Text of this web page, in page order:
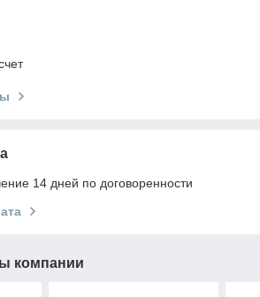
14 дней по договоренности
компании